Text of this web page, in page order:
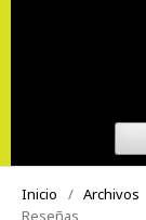
Inicio / Archivos
Reseñas